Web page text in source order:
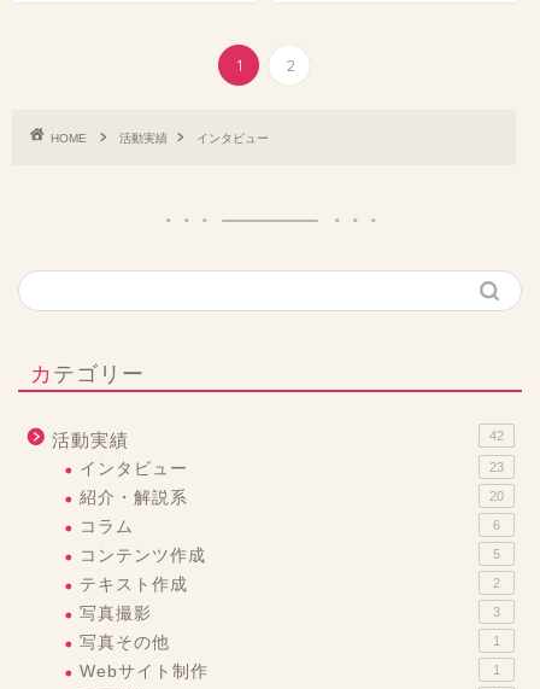
1 2
HOME 活動実績 インタビュー
カテゴリー
活動実績 42
インタビュー 23
紹介・解説系 20
コラム 6
コンテンツ作成 5
テキスト作成 2
写真撮影 3
写真その他 1
Webサイト制作 1